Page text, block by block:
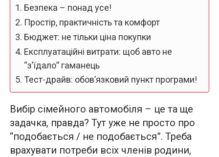
Безпека – понад усе!
Простір, практичність та комфорт
Бюджет: не тільки ціна покупки
Експлуатаційні витрати: щоб авто не
“з’їдало” гаманець
Тест-драйв: обов’язковий пункт програми!
Вибір сімейного автомобіля – це та ще
задачка, правда? Тут уже не просто про
“подобається / не подобається”. Треба
врахувати потреби всіх членів родини,